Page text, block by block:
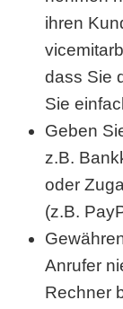
ihren
dass Sie
Sie
Geben
z.B.
oder
(z.B.
Anrufer
Rechner